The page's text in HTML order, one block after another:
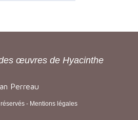
œuvres de Hyacinthe
Perreau
- Mentions légales